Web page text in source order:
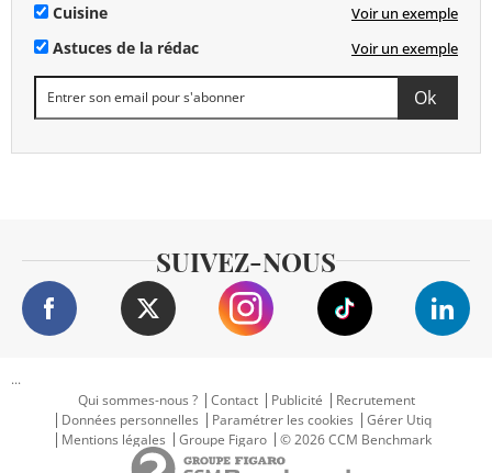
Cuisine Voir un exemple
Astuces de la rédac Voir un exemple
SUIVEZ-NOUS
...
Qui sommes-nous ?
Contact Publicité
Recrutement
Données personnelles
Paramétrer les cookies
Gérer Utiq
Mentions légales
Groupe Figaro © 2026 CCM Benchmark